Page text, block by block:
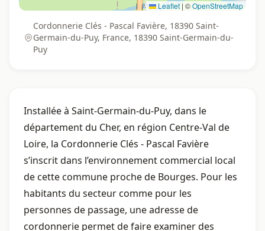
Leaflet | ©OpenStreetMap
Cordonnerie Clés - Pascal Favière, 18390 Saint-
Germain-du-Puy, France, 18390 Saint-Germain-du-
Puy
Installée à Saint-Germain-du-Puy, dans le
département du Cher, en région Centre-Val de
Loire, la Cordonnerie Clés - Pascal Favière
s’inscrit dans l’environnement commercial local
de cette commune proche de Bourges. Pour les
habitants du secteur comme pour les
personnes de passage, une adresse de
cordonnerie permet de faire examiner des